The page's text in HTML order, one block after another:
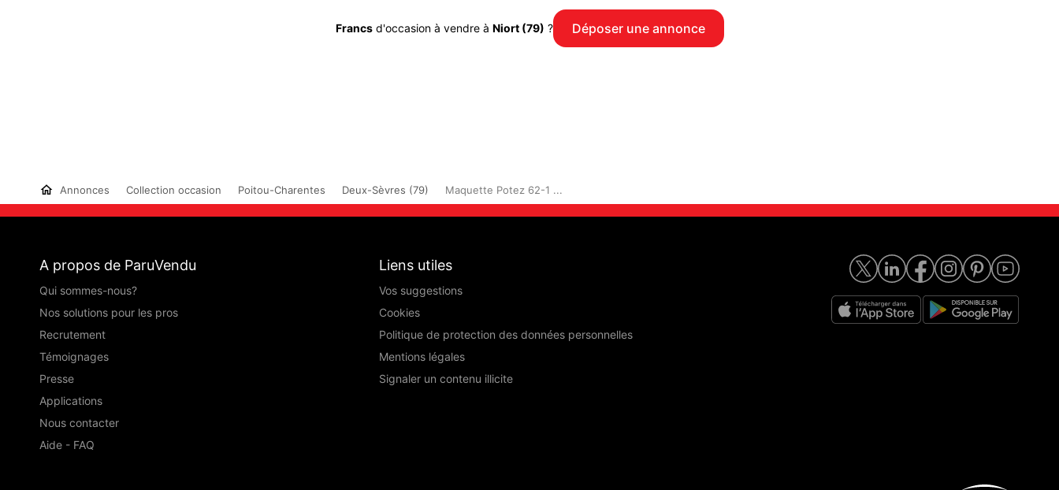
Francsd'occasion à vendre à Niort (79) ? Déposer une annonce
Annonces Collection occasion Poitou-Charentes Deux-Sèvres (79) Maquette Potez 62-1 ...
A propos de ParuVendu
Qui sommes-nous?
Nos solutions pour les pros
Recrutement
Témoignages
Presse
Applications
Nous contacter
Aide - FAQ
Liens utiles
Vos suggestions
Cookies
Politique de protection des données personnelles
Mentions légales
Signaler un contenu illicite